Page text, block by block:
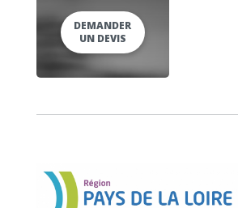
DEMANDER
UN DEVIS